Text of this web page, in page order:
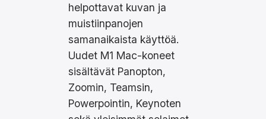
helpottavat kuvan ja
muistiinpanojen
samanaikaista käyttöä.
Uudet M1 Mac-koneet
sisältävät Panopton,
Zoomin, Teamsin,
Powerpointin, Keynoten